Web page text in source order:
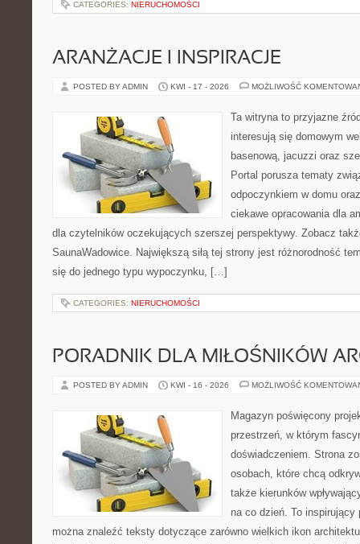
CATEGORIES: NIERUCHOMOŚCI
ARANŻACJE I INSPIRACJE
POSTED BY ADMIN KWI - 17 - 2026 MOŻLIWOŚĆ
Ta witryna to przyjazne
interesują się domowym
basenową, jacuzzi oraz
Portal porusza tematy
odpoczynkiem w domu
ciekawe opracowania dla
dla czytelników oczekujących szerszej perspektywy. Zobacz
SaunaWadowice. Największą siłą tej strony jest różnorodność
się do jednego typu wypoczynku, […]
CATEGORIES: NIERUCHOMOŚCI
PORADNIK DLA MIŁOŚNIKÓW
POSTED BY ADMIN KWI - 16 - 2026 MOŻLIWOŚĆ
Magazyn poświęcony
przestrzeń, w którym
doświadczeniem. Strona
osobach, które chcą
także kierunków
na co dzień. To
można znaleźć teksty dotyczące zarówno wielkich ikon